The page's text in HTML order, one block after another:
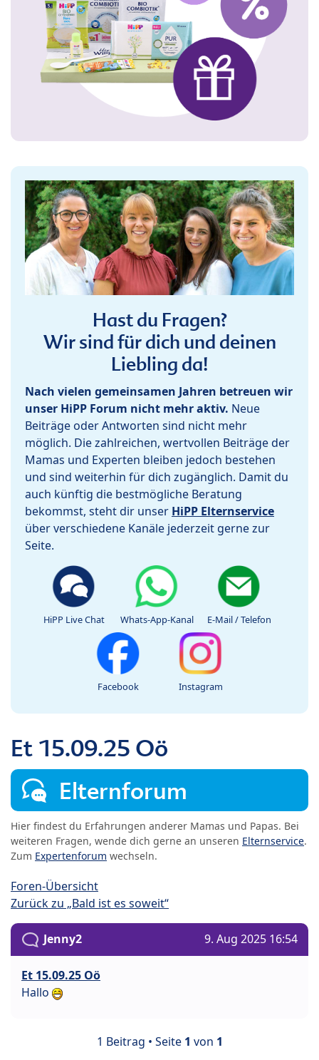
Hast du Fragen?
Wir sind für dich und deinen
Liebling da!
Nach vielen gemeinsamen Jahren betreuen wir
unser HiPP Forum nicht mehr aktiv. Neue
Beiträge oder Antworten sind nicht mehr
möglich. Die zahlreichen, wertvollen Beiträge der
Mamas und Experten bleiben jedoch bestehen
und sind weiterhin für dich zugänglich. Damit du
auch künftig die bestmögliche Beratung
bekommst, steht dir unser HiPP Elternservice
über verschiedene Kanäle jederzeit gerne zur
Seite.
HiPP Live Chat Whats-App-Kanal E-Mail / Telefon
Facebook Instagram
Et 15.09.25 Oö
Elternforum
Hier findest du Erfahrungen anderer Mamas und Papas. Bei
weiteren Fragen, wende dich gerne an unseren Elternservice.
Zum Expertenforum wechseln.
Foren-Übersicht
Zurück zu „Bald ist es soweit“
Jenny2 9. Aug 2025 16:54
Et 15.09.25 Oö
Hallo
1 Beitrag • Seite 1 von 1